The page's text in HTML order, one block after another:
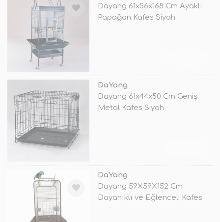
Dayang 61x56x168 Cm Ayaklı
Papağan Kafes Siyah
DaYang
Dayang 61x44x50 Cm Geniş
Metal Kafes Siyah
DaYang
Dayang 59X59X152 Cm
Dayanıklı ve Eğlenceli Kafes